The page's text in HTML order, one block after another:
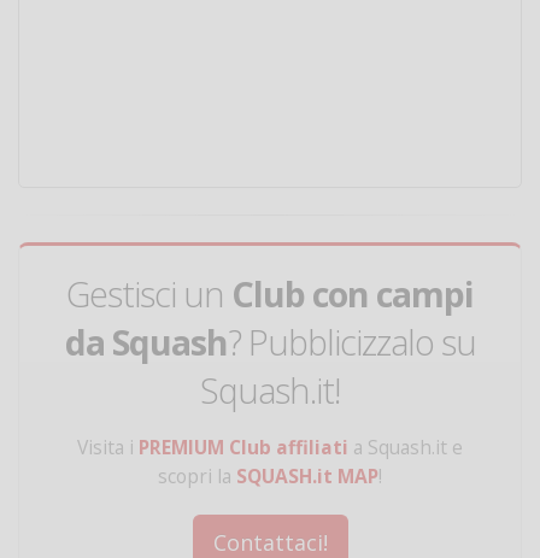
Gestisci un Club con campi
da Squash? Pubblicizzalo su
Squash.it!
Visita i PREMIUM Club affiliati a Squash.it e
scopri la SQUASH.it MAP!
Contattaci!